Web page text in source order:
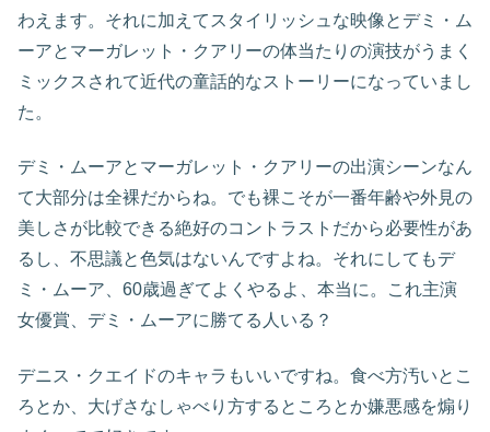
わえます。それに加えてスタイリッシュな映像とデミ・ム
ーアとマーガレット・クアリーの体当たりの演技がうまく
ミックスされて近代の童話的なストーリーになっていまし
た。
デミ・ムーアとマーガレット・クアリーの出演シーンなん
て大部分は全裸だからね。でも裸こそが一番年齢や外見の
美しさが比較できる絶好のコントラストだから必要性があ
るし、不思議と色気はないんですよね。それにしてもデ
ミ・ムーア、60歳過ぎてよくやるよ、本当に。これ主演
女優賞、デミ・ムーアに勝てる人いる？
デニス・クエイドのキャラもいいですね。食べ方汚いとこ
ろとか、大げさなしゃべり方するところとか嫌悪感を煽り